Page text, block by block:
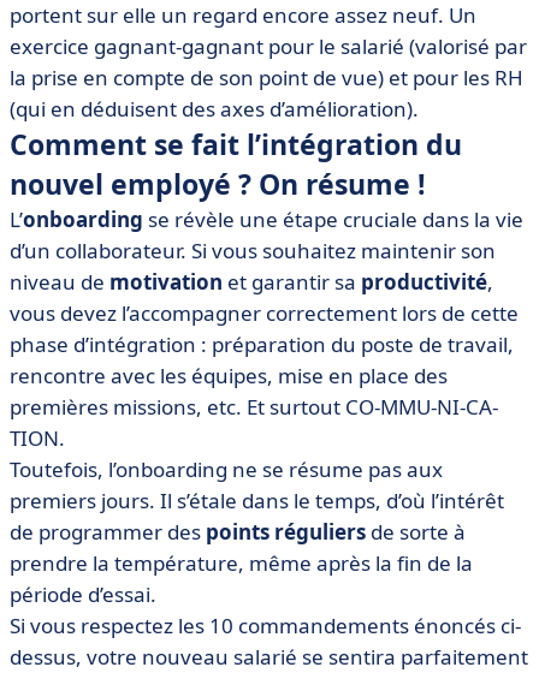
portent sur elle un regard encore assez neuf. Un
exercice gagnant-gagnant pour le salarié (valorisé par
la prise en compte de son point de vue) et pour les RH
(qui en déduisent des axes d’amélioration).
Comment se fait l’intégration du
nouvel employé ? On résume !
L’onboarding se révèle une étape cruciale dans la vie
d’un collaborateur. Si vous souhaitez maintenir son
niveau de motivation et garantir sa productivité,
vous devez l’accompagner correctement lors de cette
phase d’intégration : préparation du poste de travail,
rencontre avec les équipes, mise en place des
premières missions, etc. Et surtout CO-MMU-NI-CA-
TION.
Toutefois, l’onboarding ne se résume pas aux
premiers jours. Il s’étale dans le temps, d’où l’intérêt
de programmer des points réguliers de sorte à
prendre la température, même après la fin de la
période d’essai.
Si vous respectez les 10 commandements énoncés ci-
dessus, votre nouveau salarié se sentira parfaitement